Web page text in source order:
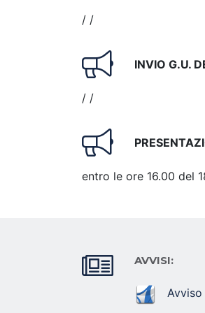
/ /
INVIO G.U.
/ /
entro le ore 16.00 del
AVVISI: